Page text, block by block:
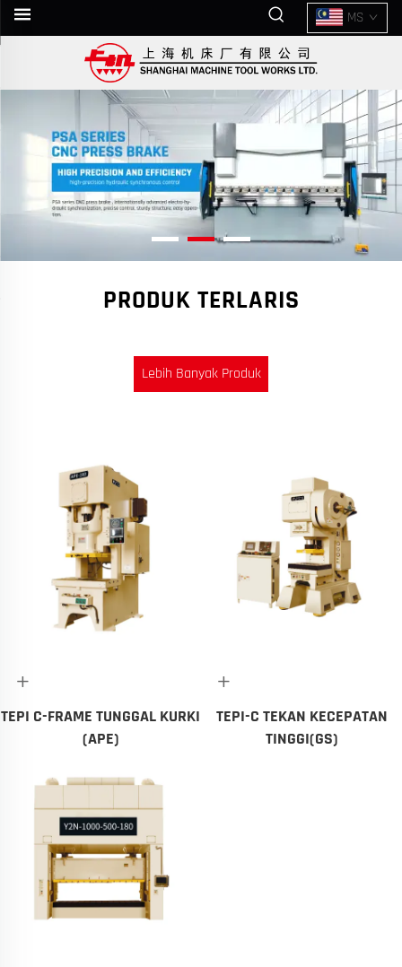
MS
PRODUK TERLARIS
Lebih Banyak Produk
+
TEPI C-FRAME TUNGGAL KURKI
(APE)
+
TEPI-C TEKAN KECEPATAN
TINGGI(GS)